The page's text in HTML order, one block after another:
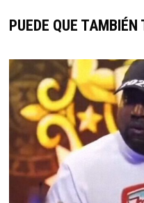
PUEDE QUE TAMBIÉN